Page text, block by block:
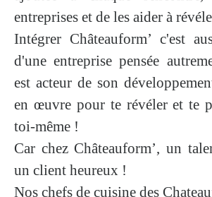
entreprises et de les aider à
Intégrer Châteauform’ c'est
d'une entreprise pensée
est acteur de son
en œuvre pour te révéler et te
toi-même !
Car chez Châteauform’, un
un client heureux !
Nos chefs de cuisine des